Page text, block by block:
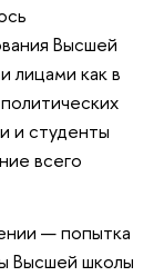
Высшей
лицами как в
и студенты
всего
— попытка
Высшей школы